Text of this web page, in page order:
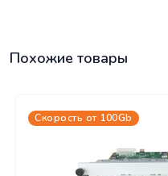
Похожие товары
Скорость от 100Gb